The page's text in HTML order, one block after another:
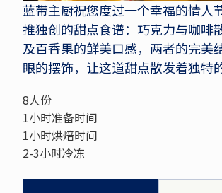
蓝带主厨祝您度过一个幸福的情
推独创的甜点食谱：巧克力与咖啡
及百香果的鲜美口感，两者的完美
眼的摆饰，让这道甜点散发着独特
8人份
1小时准备时间
1小时烘焙时间
2-3小时冷冻